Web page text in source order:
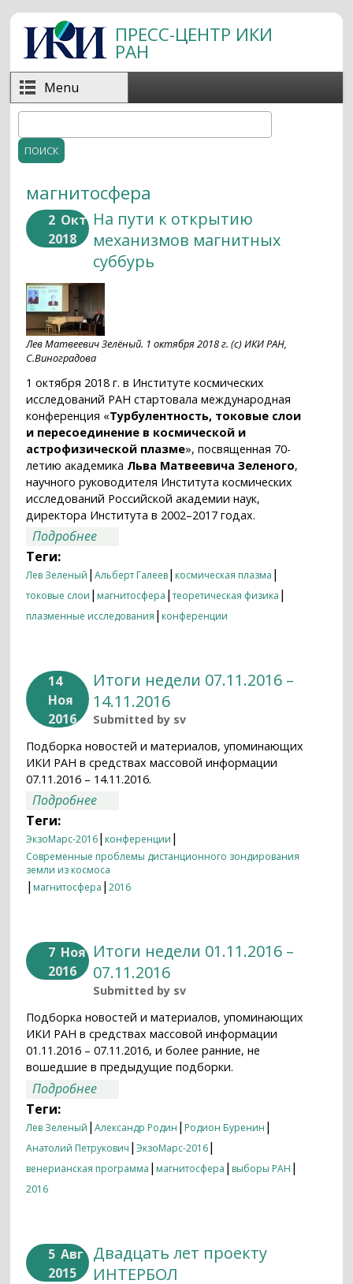
Перейти к основному содержанию
ПРЕСС-ЦЕНТР ИКИ
РАН
Menu
Форма поиска
магнитосфера
2 Окт
2018
На пути к открытию
механизмов магнитных
суббурь
Лев Матвеевич Зелёный. 1 октября 2018 г. (с) ИКИ РАН,
С.Виноградова
1 октября 2018 г. в Институте космических
исследований РАН стартовала международная
конференция «Турбулентность, токовые слои
и пересоединение в космической и
астрофизической плазме», посвященная 70-
летию академика Льва Матвеевича Зеленого,
научного руководителя Института космических
исследований Российской академии наук,
директора Института в 2002–2017 годах.
Подробнее
Теги:
Лев Зеленый |Альберт Галеев| космическая плазма |
токовые слои | магнитосфера |теоретическая физика |
плазменные исследования | конференции
14
Ноя
2016
Итоги недели 07.11.2016 –
14.11.2016
Submitted by sv
Подборка новостей и материалов, упоминающих
ИКИ РАН в средствах массовой информации
07.11.2016 – 14.11.2016.
Подробнее
Теги:
ЭкзоМарс-2016| конференции |
Современные проблемы дистанционного зондирования
земли из космоса
| магнитосфера |2016
7 Ноя
2016
Итоги недели 01.11.2016 –
07.11.2016
Submitted by sv
Подборка новостей и материалов, упоминающих
ИКИ РАН в средствах массовой информации
01.11.2016 – 07.11.2016, и более ранние, не
вошедшие в предыдущие подборки.
Подробнее
Теги:
Лев Зеленый |Александр Родин | Родион Буренин |
Анатолий Петрукович |ЭкзоМарс-2016|
венерианская программа | магнитосфера | выборы РАН |
2016
5 Авг
2015
Двадцать лет проекту
ИНТЕРБОЛ